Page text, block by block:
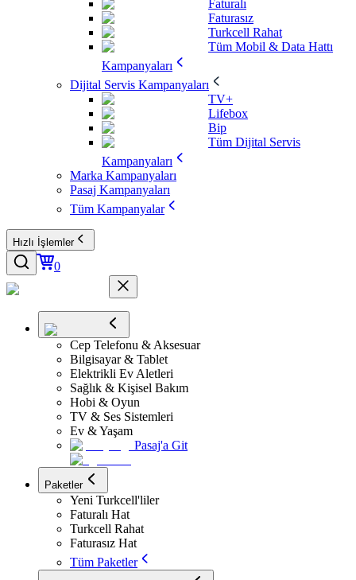
Faturalı
Faturasız
Turkcell Rahat
Tüm Mobil & Data Hattı
Kampanyaları
Dijital Servis Kampanyaları
TV+
Lifebox
Bip
Tüm Dijital Servis
Kampanyaları
Marka Kampanyaları
Pasaj Kampanyaları
Tüm Kampanyalar
Hızlı İşlemler
0
Cep Telefonu & Aksesuar
Bilgisayar & Tablet
Elektrikli Ev Aletleri
Sağlık & Kişisel Bakım
Hobi & Oyun
TV & Ses Sistemleri
Ev & Yaşam
Pasaj'a Git
Paketler
Yeni Turkcell'liler
Faturalı Hat
Turkcell Rahat
Faturasız Hat
Tüm Paketler